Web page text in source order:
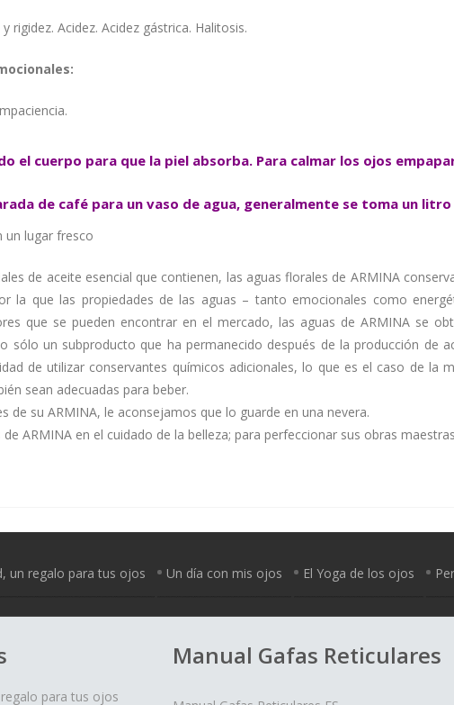
rigidez. Acidez. Acidez gástrica. Halitosis.
el cuerpo para que la piel absorba. Para calmar los ojos
de café para un vaso de agua, generalmente se toma un
un lugar fresco
de aceite esencial que contienen, las aguas florales de ARMINA
la que las propiedades de las aguas – tanto emocionales como
que se pueden encontrar en el mercado, las aguas de ARMINA se
sólo un subproducto que ha permanecido después de la producción de
de utilizar conservantes químicos adicionales, lo que es el caso de la
sean adecuadas para beber.
de su ARMINA, le aconsejamos que lo guarde en una nevera.
ARMINA en el cuidado de la belleza; para perfeccionar sus obras
un regalo para tus ojos Un día con mis ojos El Yoga de los ojos
para tus ojos
Manual Gafas Reticulares